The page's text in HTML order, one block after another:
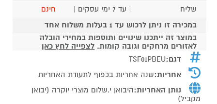
שליח
| עד 7 ימי עסקים |
חינם
במכירה זו ניתן לרכוש עד 1 בעלות משלוח אחד
במוצר זה ייתכנו שינויים ותוספות במחירי הובלה
לאזורים מרחקים וגובה קומות. לצפייה לחץ כאן
דגם:TSF01PBEU
אחריות:שנה אחריות בכפוף לתעודת האחריות
נותן האחריות:היבואן י.שלום מוצרי יוקרה (יבואן
מקביל)